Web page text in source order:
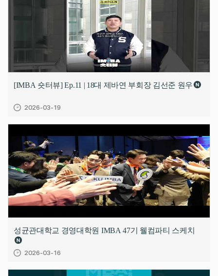
[IMBA 숏터뷰] Ep.11 | 18대 제바연 부회장 김선준 원우
2026-03-19
성균관대학교 경영대학원 IMBA 47기 웰컴파티 스케치
2026-03-16